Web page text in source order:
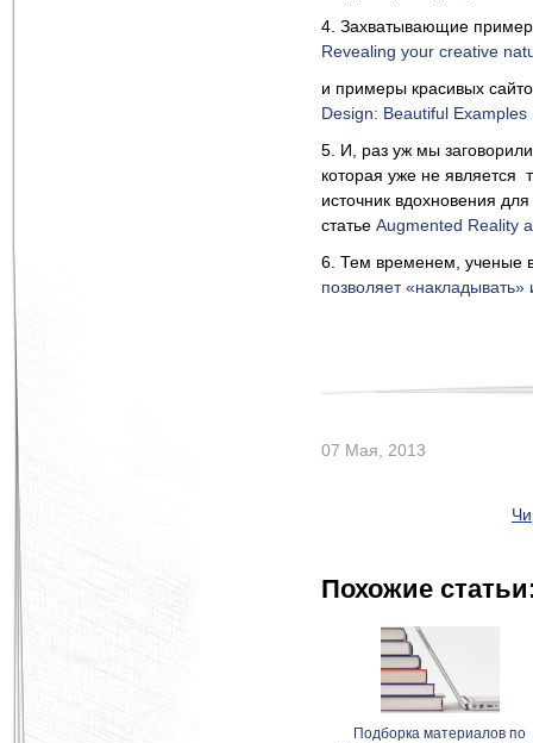
4. Захватывающие
Revealing your creative
и примеры красивых
Design: Beautiful Examples
5. И, раз уж мы
которая уже не
источник вдохновения
статье Augmented Reality
6. Тем временем, ученые
позволяет
07 Мая, 2013
Похожие
Подборка материалов по